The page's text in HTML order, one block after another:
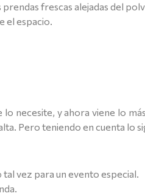
frescas alejadas del
el espacio.
lo necesite, y ahora viene lo
Pero teniendo en cuenta lo
vez para un evento especial.